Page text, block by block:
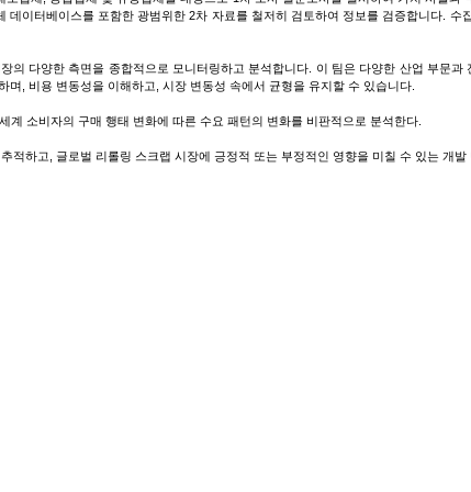
데이터베이스를 포함한 광범위한 2차 자료를 철저히 검토하여 정보를 검증합니다.
의 다양한 측면을 종합적으로 모니터링하고 분석합니다. 이 팀은 다양한 산업 부문
며, 비용 변동성을 이해하고, 시장 변동성 속에서 균형을 유지할 수 있습니다.
계 소비자의 구매 행태 변화에 따른 수요 패턴의 변화를 비판적으로 분석한다.
적하고, 글로벌 리롤링 스크랩 시장에 긍정적 또는 부정적인 영향을 미칠 수 있는 개